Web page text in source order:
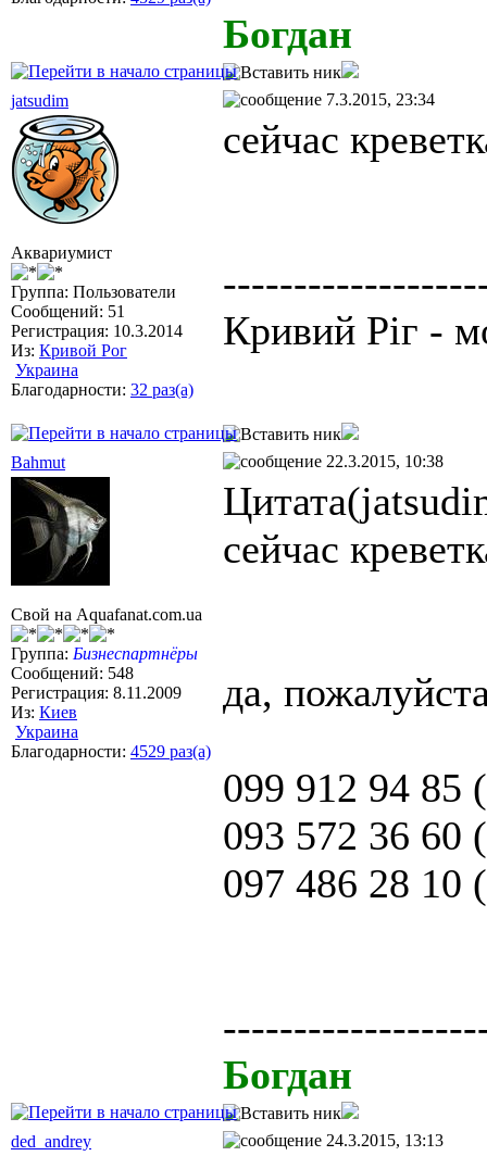
Богдан
jatsudim 7.3.2015, 23:34
Аквариумист
Группа: Пользователи
Сообщений: 51
Регистрация: 10.3.2014
Из: Кривой Рог
Украина
Благодарности: 32 раз(а)
сейчас
Кривий Ріг -
Bahmut 22.3.2015, 10:38
Свой на Aquafanat.com.ua
Группа: Бизнеспартнёры
Сообщений: 548
Регистрация: 8.11.2009
Из: Киев
Украина
Благодарности: 4529 раз(а)
сейчас
да,
099 912 94 85
093 572 36 60
097 486 28 10
Богдан
ded_andrey 24.3.2015, 13:13